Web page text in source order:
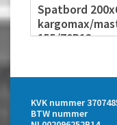
Spatbord
kargomax/
155/70R12
tot 195R14
KVK nummer
BTW nummer